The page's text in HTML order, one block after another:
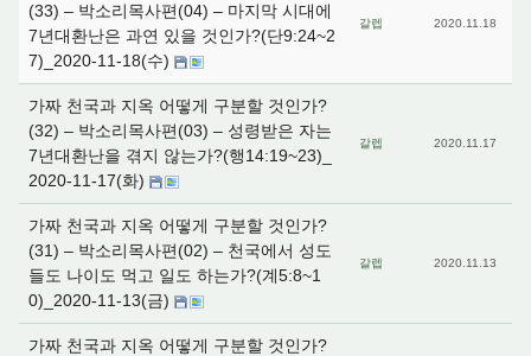
(33) – 박소리목사편(04) – 마지막 시대에
7년대환난은 과연 있을 것인가?(단9:24~2
7)_2020-11-18(수)
갈렙 2020.11.18
가짜 천국과 지옥 어떻게 구분할 것인가?
(32) – 박소리목사편(03) – 성령받은 자는
7년대환난을 겪지 않는가?(행14:19~23)_
2020-11-17(화)
갈렙 2020.11.17
가짜 천국과 지옥 어떻게 구분할 것인가?
(31) – 박소리목사편(02) – 천국에서 성도
들도 나이도 먹고 일도 하는가?(계5:8~1
0)_2020-11-13(금)
갈렙 2020.11.13
가짜 천국과 지옥 어떻게 구분할 것인가?